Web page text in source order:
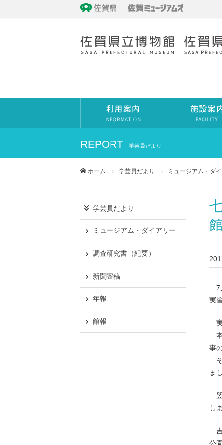
REPORT 学芸員だより
ホーム 学芸員だより ミュージアム・ダ
7
実
実
本
事
そ
ま
翌
し
吉
公
学芸員だより
ミュージアム・ダイアリー
調査研究書（紀要）
新聞寄稿
年報
館報